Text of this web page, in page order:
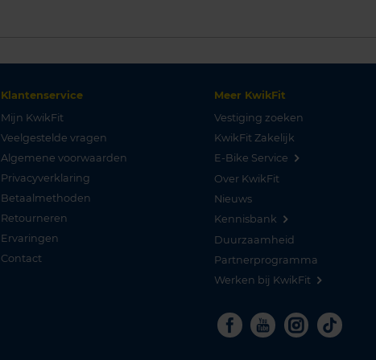
Klantenservice
Mijn KwikFit
Veelgestelde vragen
Algemene voorwaarden
Privacyverklaring
Betaalmethoden
Retourneren
Ervaringen
Contact
Meer KwikFit
Vestiging zoeken
KwikFit Zakelijk
E-Bike Service
Over KwikFit
Nieuws
Kennisbank
Duurzaamheid
Partnerprogramma
Werken bij KwikFit
Facebook
YoutubeInstagram
Tiktok